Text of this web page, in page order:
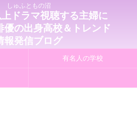
しゅふともの沼
ドラマ視聴する主婦に
優の出身高校＆トレンド
報発信ブログ
有名人の学校